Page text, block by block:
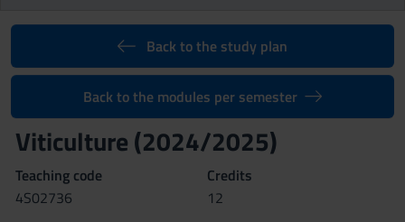
Back to the study plan
Back to the modules per semester
Viticulture (2024/2025)
Teaching code
4S02736
Credits
12